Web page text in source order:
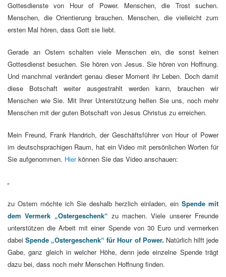
Gottesdienste von Hour of Power. Menschen, die Trost suchen.
Menschen, die Orientierung brauchen. Menschen, die vielleicht zum
ersten Mal hören, dass Gott sie liebt.
Gerade an Ostern schalten viele Menschen ein, die sonst keinen
Gottesdienst besuchen. Sie hören von Jesus. Sie hören von Hoffnung.
Und manchmal verändert genau dieser Moment ihr Leben. Doch damit
diese Botschaft weiter ausgestrahlt werden kann, brauchen wir
Menschen wie Sie. Mit Ihrer Unterstützung helfen Sie uns, noch mehr
Menschen mit der guten Botschaft von Jesus Christus zu erreichen.
Mein Freund, Frank Handrich, der Geschäftsführer von Hour of Power
im deutschsprachigen Raum, hat ein Video mit persönlichen Worten für
Sie aufgenommen. Hierkönnen Sie das Video anschauen:
„
zu Ostern möchte ich Sie deshalb herzlich einladen, ein Spende mit
dem Vermerk „Ostergeschenk“ zu machen. Viele unserer Freunde
unterstützen die Arbeit mit einer Spende von 30 Euro und vermerken
dabeiSpende „Ostergeschenk“ für Hour of Power. Natürlich hilft jede
Gabe, ganz gleich in welcher Höhe, denn jede einzelne Spende trägt
dazu bei, dass noch mehr Menschen Hoffnung finden.